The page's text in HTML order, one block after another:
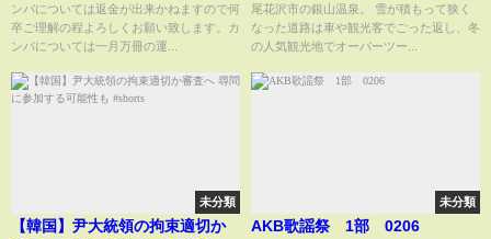
屋根リング再利用案もダメ、ボ
ランティアも集まらず･･･ジャー
作家本間龍さんと一月万冊
ンパについては返金が出来かねますので何
卒ご理解の程よろしくお願い致します。カ
ンパについては一月万冊の運...
客に悲鳴 人気アニメの風景と
似ていると話題に
尾花沢市の銀山温泉。 雪が積もって狭く
なった道路は車や観光客でごった返し、冬
の人気観光地でオーバーツー...
未分類
【韓国】尹大統領の拘束適切か
未分類
AKB歌謡祭 1部 0206